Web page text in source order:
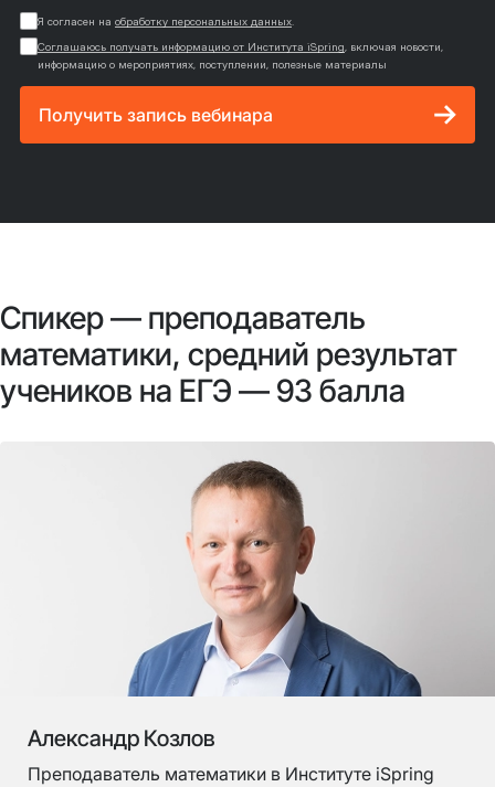
Я согласен на обработку персональных данных
Соглашаюсь получать информацию от Института iSpring , включая новости,
информацию о мероприятиях, поступлении, полезные материалы
Получить запись вебинара
Спикер — преподаватель
математики, средний результат
учеников на ЕГЭ — 93 балла
Александр Козлов
Преподаватель математики в Институте iSpring